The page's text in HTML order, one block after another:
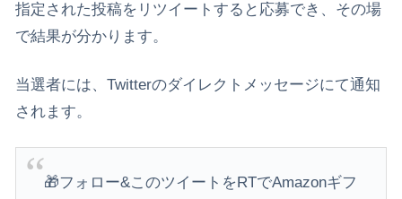
指定された投稿をリツイートすると応募でき、その場
で結果が分かります。
当選者には、Twitterのダイレクトメッセージにて通知
されます。
🎁フォロー&このツイートをRTでAmazonギフ